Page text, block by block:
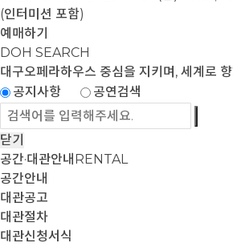
(인터미션 포함)
예매하기
DOH SEARCH
대구오페라하우스 중심을 지키며, 세계로
공지사항
공연검색
닫기
공간·대관안내 RENTAL
공간안내
대관공고
대관절차
대관신청서식